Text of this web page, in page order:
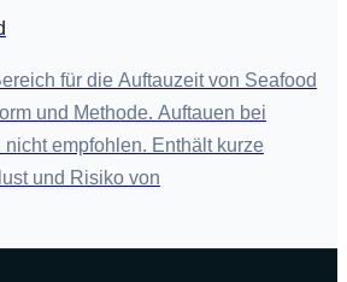
für die Auftauzeit von Seafood
und Methode. Auftauen bei
empfohlen. Enthält kurze
und Risiko von